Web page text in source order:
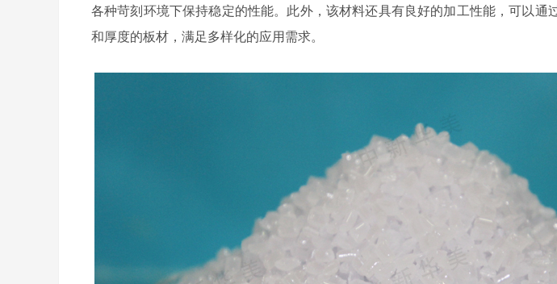
各种苛刻环境下保持稳定的性能。此外，该材料还具有良好的加工性能，可以通
和厚度的板材，满足多样化的应用需求。